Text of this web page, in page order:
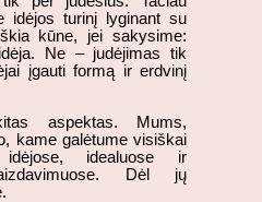
idėjos turinį lyginant su
kūne, jei sakysime:
Ne – judėjimas tik
įgauti formą ir erdvinį
aspektas. Mums,
kame galėtume visiškai
idealuose ir
Dėl jų